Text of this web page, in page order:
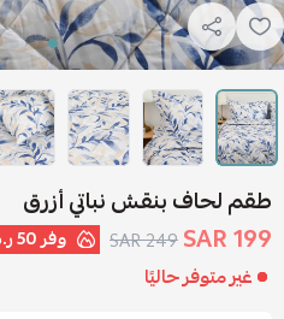
طقم لحاف بنقش نباتي أزرق
199 SAR
249 SAR وفر50 ر.س
غير متوفر حاليًا